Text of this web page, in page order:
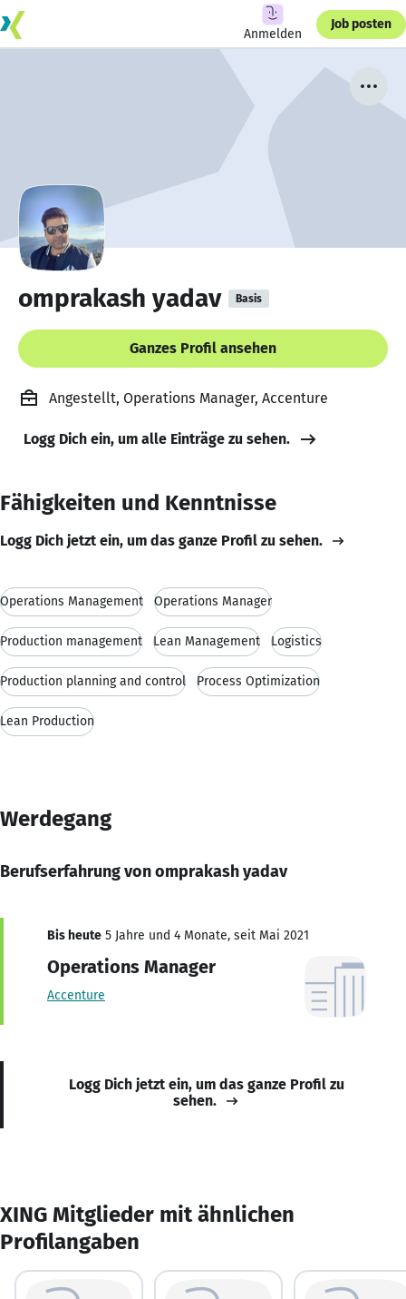
Anmelden
Job posten
omprakash yadav Basis
Ganzes Profil ansehen
Angestellt, Operations Manager, Accenture
Logg Dich ein, um alle Einträge zu sehen.
Fähigkeiten und Kenntnisse
Logg Dich jetzt ein, um das ganze Profil zu sehen.
Operations Management Operations Manager
Production management Lean Management Logistics
Production planning and control Process Optimization
Lean Production
Werdegang
Berufserfahrung von omprakash yadav
Bis heute 5 Jahre und 4 Monate, seit Mai 2021
Operations Manager
Accenture
Logg Dich jetzt ein, um das ganze Profil zu
sehen.
XING Mitglieder mit ähnlichen
Profilangaben